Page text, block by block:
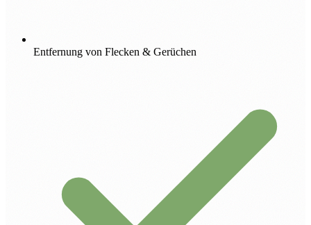
Entfernung von Flecken & Gerüchen